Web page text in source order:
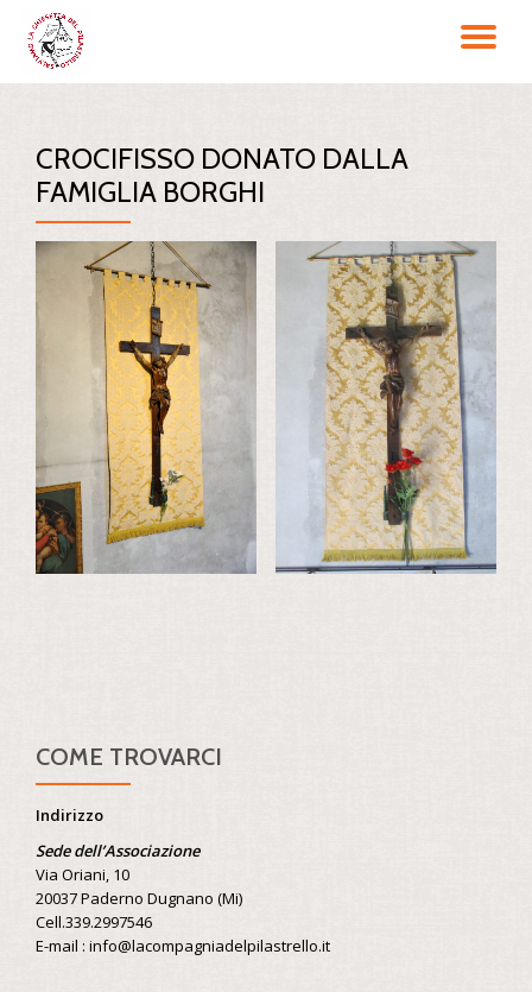
Passa
al
CROCIFISSO DONATO DALLA
FAMIGLIA BORGHI
COME TROVARCI
Indirizzo
Sede dell’Associazione
Via Oriani, 10
20037 Paderno Dugnano (Mi)
Cell.339.2997546
E-mail : info@lacompagniadelpilastrello.it